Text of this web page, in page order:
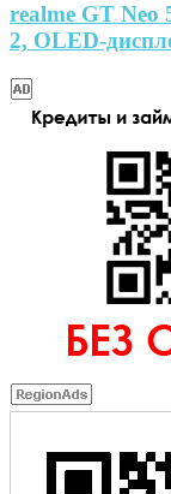
realme GT Neo
2, OLED-